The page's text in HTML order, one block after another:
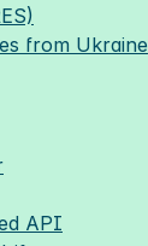
from Ukraine
API